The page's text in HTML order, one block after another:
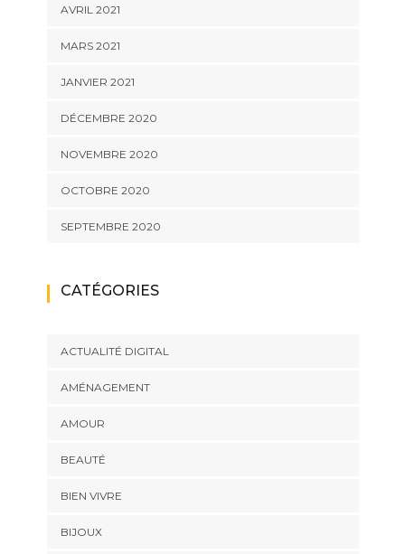
AVRIL 2021
MARS 2021
JANVIER 2021
DÉCEMBRE 2020
NOVEMBRE 2020
OCTOBRE 2020
SEPTEMBRE 2020
CATÉGORIES
ACTUALITÉ DIGITAL
AMÉNAGEMENT
AMOUR
BEAUTÉ
BIEN VIVRE
BIJOUX